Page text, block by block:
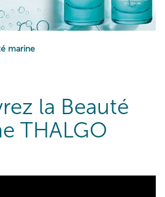
marine
la Beauté
THALGO